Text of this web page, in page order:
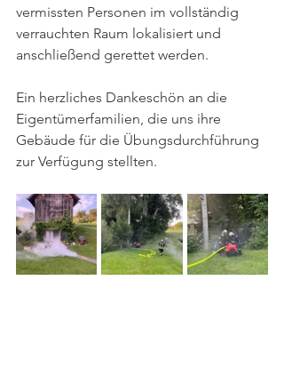
vermissten Personen im vollständig
verrauchten Raum lokalisiert und
anschließend gerettet werden.
Ein herzliches Dankeschön an die
Eigentümerfamilien, die uns ihre
Gebäude für die Übungsdurchführung
zur Verfügung stellten.